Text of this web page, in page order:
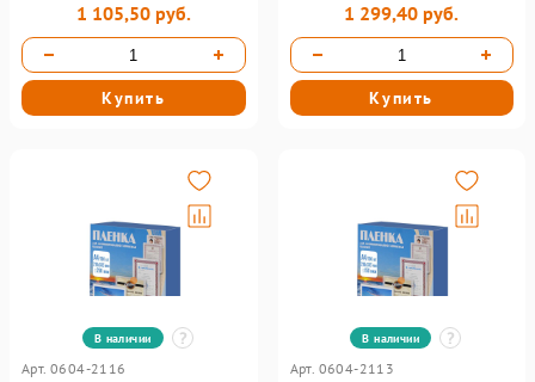
1 105,50 руб.
Купить
1 299,40 руб.
Купить
В наличии
Арт. 0604-2116
В наличии
Арт. 0604-2113